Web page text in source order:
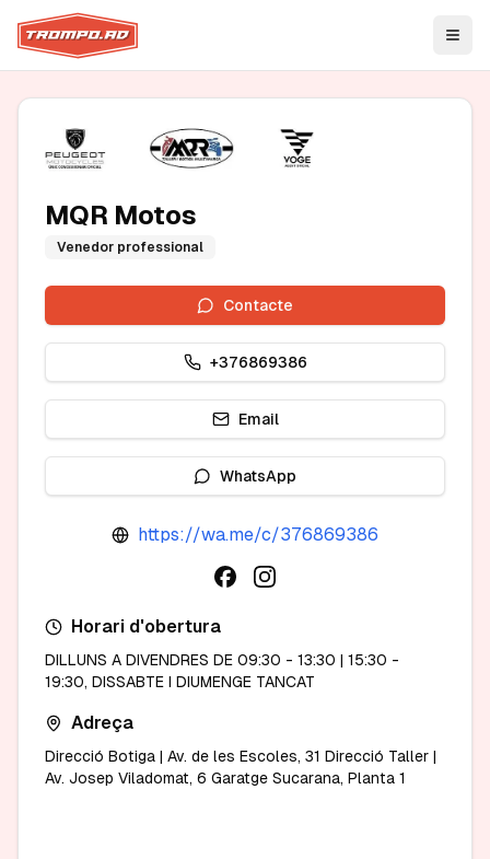
MQR Motos
Venedor professional
Contacte
+376869386
Email
WhatsApp
https://wa.me/c/376869386
Horari d'obertura
DILLUNS A DIVENDRES DE 09:30 - 13:30 | 15:30 -
19:30, DISSABTE I DIUMENGE TANCAT
Adreça
Direcció Botiga | Av. de les Escoles, 31 Direcció Taller |
Av. Josep Viladomat, 6 Garatge Sucarana, Planta 1